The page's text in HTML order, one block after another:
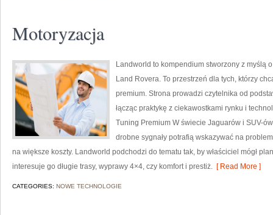
Motoryzacja
Landworld to kompendium stworzony z myślą
Land Rovera. To przestrzeń dla tych, którzy
premium. Strona prowadzi czytelnika od
łącząc praktykę z ciekawostkami rynku i
Tuning Premium W świecie Jaguarów i SUV-
drobne sygnały potrafią wskazywać na
na większe koszty. Landworld podchodzi do tematu tak, by właściciel mógł
interesuje go długie trasy, wyprawy 4×4, czy komfort i prestiż. [ Read More ]
CATEGORIES: NOWE TECHNOLOGIE